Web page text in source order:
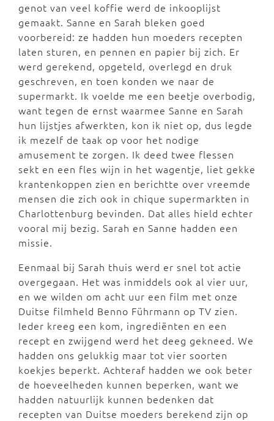
genot van veel koffie werd de inkooplijst
gemaakt. Sanne en Sarah bleken goed
voorbereid: ze hadden hun moeders recepten
laten sturen, en pennen en papier bij zich. Er
werd gerekend, opgeteld, overlegd en druk
geschreven, en toen konden we naar de
supermarkt. Ik voelde me een beetje overbodig,
want tegen de ernst waarmee Sanne en Sarah
hun lijstjes afwerkten, kon ik niet op, dus legde
ik mezelf de taak op voor het nodige
amusement te zorgen. Ik deed twee flessen
sekt en een fles wijn in het wagentje, liet gekke
krantenkoppen zien en berichtte over vreemde
mensen die zich ook in chique supermarkten in
Charlottenburg bevinden. Dat alles hield echter
vooral mij bezig. Sarah en Sanne hadden een
missie.
Eenmaal bij Sarah thuis werd er snel tot actie
overgegaan. Het was inmiddels ook al vier uur,
en we wilden om acht uur een film met onze
Duitse filmheld Benno Führmann op TV zien.
Ieder kreeg een kom, ingrediënten en een
recept en zwijgend werd het deeg gekneed. We
hadden ons gelukkig maar tot vier soorten
koekjes beperkt. Achteraf hadden we ook beter
de hoeveelheden kunnen beperken, want we
hadden natuurlijk kunnen bedenken dat
recepten van Duitse moeders berekend zijn op